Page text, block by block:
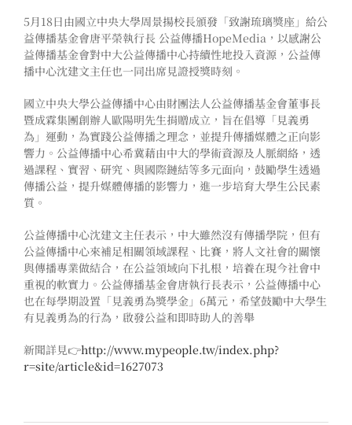
5月18日由國立中央大學周景揚校長頒發「致謝琉璃獎座」給公
益傳播基金會唐平榮執行長 公益傳播HopeMedia，以感謝公
益傳播基金會對中大公益傳播中心持續性地投入資源，公益傳
播中心沈建文主任也一同出席見證授獎時刻。
國立中央大學公益傳播中心由財團法人公益傳播基金會董事長
暨成霖集團創辦人歐陽明先生捐贈成立，旨在倡導「見義勇
為」運動，為實踐公益傳播之理念，並提升傳播媒體之正向影
響力。公益傳播中心希冀藉由中大的學術資源及人脈網絡，透
過課程、實習、研究、與國際鏈結等多元面向，鼓勵學生透過
傳播公益，提升媒體傳播的影響力，進一步培育大學生公民素
質。
公益傳播中心沈建文主任表示，中大雖然沒有傳播學院，但有
公益傳播中心來補足相關領域課程、比賽，將人文社會的關懷
與傳播專業做結合，在公益領域向下扎根，培養在現今社會中
重視的軟實力。公益傳播基金會唐執行長表示，公益傳播中心
也在每學期設置「見義勇為獎學金」6萬元，希望鼓勵中大學生
有見義勇為的行為，啟發公益和即時助人的善舉
新聞詳見👉http://www.mypeople.tw/index.php?
r=site/article&id=1627073